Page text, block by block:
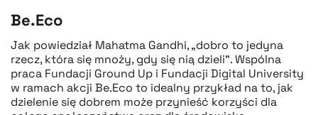
Be.Eco
Jak powiedział Mahatma Gandhi, „dobro to jedyna
rzecz, która się mnoży, gdy się nią dzieli”. Wspólna
praca Fundacji Ground Up i Fundacji Digital University
w ramach akcji Be.Eco to idealny przykład na to, jak
dzielenie się dobrem może przynieść korzyści dla